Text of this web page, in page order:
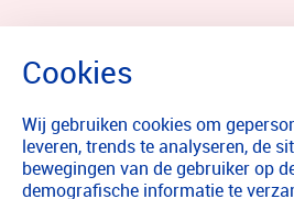
Wij gebruiken cookies om
leveren, trends te analyseren, de
bewegingen van de gebruiker op
demografische informatie te